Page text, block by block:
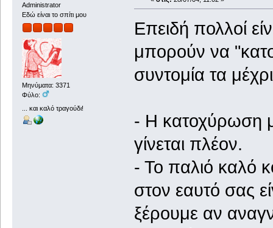
Administrator
Εδώ είναι το σπίτι μου
Μηνύματα: 3371
Φύλο:
... και καλό τραγούδι!
Επειδή πολλοί
μπορούν να
συντομία τα
- Η κατοχύρωση
γίνεται πλέον.
- Το παλιό καλό
στον εαυτό σας
ξέρουμε αν